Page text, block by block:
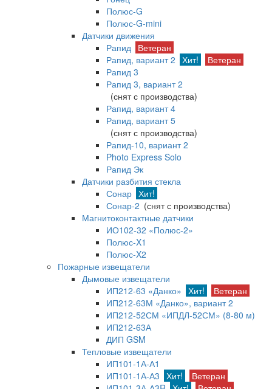
Полюс-G
Полюс-G-mini
Датчики движения
Рапид Ветеран
Рапид, вариант 2 Хит!
Ветеран
Рапид 3
Рапид 3, вариант 2
(снят с производства)
Рапид, вариант 4
Рапид, вариант 5
(снят с производства)
Рапид-10, вариант 2
Photo Express Solo
Рапид Эк
Датчики разбития стекла
Сонар Хит!
Сонар-2 (снят с производства)
Магнитоконтактные датчики
ИО102-32 «Полюс-2»
Полюс-X1
Полюс-X2
Пожарные извещатели
Дымовые извещатели
ИП212-63 «Данко» Хит!
Ветеран
ИП212-63М «Данко», вариант 2
ИП212-52СМ «ИПДЛ-52СМ» (8-80 м)
ИП212-63А
ДИП GSM
Тепловые извещатели
ИП101-1А-А1
ИП101-1А-А3 Хит!
Ветеран